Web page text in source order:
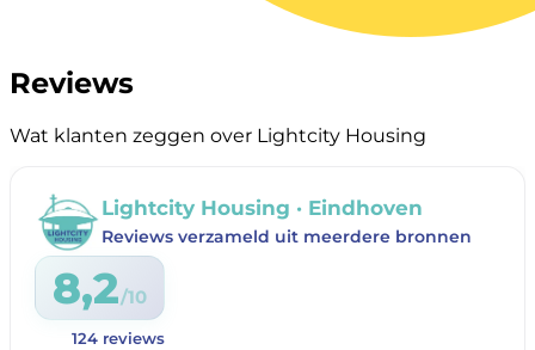
Reviews
Wat klanten zeggen over Lightcity Housing